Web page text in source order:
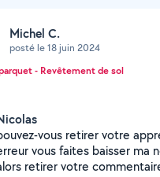
Michel C.
posté le 18 juin 2024
- Revêtement de sol
vous retirer votre
vous faites baisser ma
retirer votre